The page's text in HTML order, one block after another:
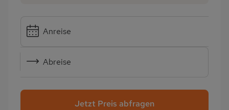
Anreise
Abreise
Jetzt Preis abfragen